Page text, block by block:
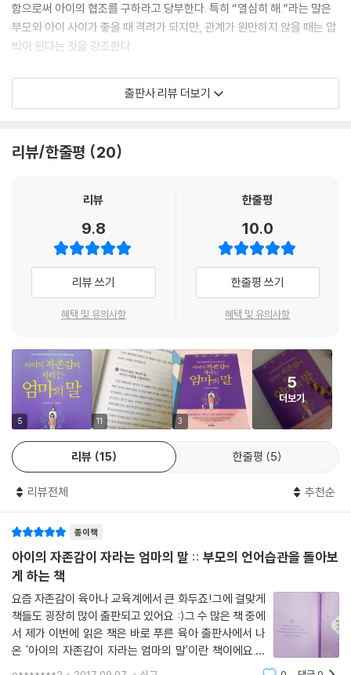
함으로써 아이의 협조를 구하라고 당부한다. 특히 “열심히 해.”라는 말은
부모와 아이 사이가 좋을 때 격려가 되지만, 관계가 원만하지 않을 때는 압
박이 된다는 것을 강조한다.
PART 2 아이와 멀어지는, 부모의 불안감을 드러내는 말은 아이의 마음에
상처를 주고 위축시키는 말에 대해 자세히 소개한다. 아이에게 “왜?”라고
는 대표적인 방법이다. 아이에게 지나치게 엄격한 부모라면 부모 내면의
욕을 꺾는 부모의 부정적인 말에 대해 알아보는 한편, 아이를 교육할 때 부
모의 욕심이 앞서는 것에 대한 경계를 하고 있다. 중요한 것은 아이의 모습
그대로를 존중하고 인정해 주는 것이다.
PART 4 갈등을 키우고 아이를 억압하는 말은 아이에게 부담과 스트레스
말은 아이를 위해서 하는 말 같지만, 엄마의 공허함이나 공포심, 불안감,
의존성, 자기 비하 등이 담긴 말이다. 엄마가 이런 말을 하면 아이는 어떤
항변도 하지 못하고 부모 말에 따를 수밖에 없다.
PART 5 아이의 반항심을 자극하는 위협의 말에서는 아이에게 위협적이
고 히스테릭한 말 대신 화내지 않고 짜증 섞지 않으며 단호하게 이야기할
것을 당부한다. 또한 아이를 혼낼 때는 ‘지금 이곳에서’ 있었던 일만 혼내야
말들을 곧이곧대로 받아들여서는 안 된다고 조언한다.
PART 6 자신감 있고 의지가 강한 아이로 키우는 격려의 말에서는 아이가
부정적인 감정까지 부모에게 털어놓을 수 있도록 평소에 아이의 감정을 잘
받아주고 아이의 말을 관심 있게 들어줄 때 자신감을 갖게 된다고 말하고
있다. 이 장에서는 부모의 역할에 대해 강조하고 있는데, 부모가 심리적으
로 불안하거나 생색내기와 같은 부정적인 감정을 표출한다면 아이는 의무
감에 짓눌리게 되어 부모가 시키는 대로만 하게 된다고 한다.
PART 7 건강한 정서를 가진 아이로 키우는 공감의 말은 정서적으로 건강
출판사 리뷰 더보기
리뷰/한줄평 20
리뷰
9.8
리뷰 쓰기
혜택 및 유의사항
한줄평
10.0
한줄평 쓰기
혜택 및 유의사항
5 11 3
5
더보기
리뷰 15 한줄평 5
리뷰전체 추천순
종이책
아이의 자존감이 자라는 엄마의 말 :: 부모의 언어습관을 돌아보
게 하는 책
요즘 자존감이 육아나 교육계에서 큰 화두죠!그에 걸맞게
책들도 굉장히 많이 출판되고 있어요 :)그 수 많은 책 중에
서 제가 이번에 읽은 책은 바로 푸른 육아 출판사에서 나
온 '아이의 자존감이 자라는 엄마의 말'이란 책이에요.제
목을 보고선 아이의 자존감과 엄마의 말을 어떻게 연관시